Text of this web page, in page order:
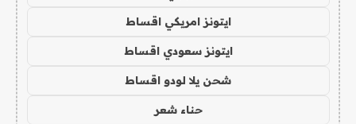
ايتونز امريكي اقساط
ايتونز سعودي اقساط
شحن يلا لودو اقساط
حناء شعر